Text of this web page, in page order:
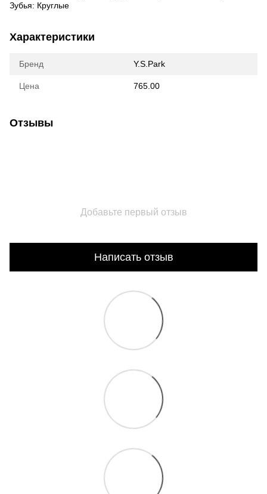
Зубья: Круглые
Характеристики
Бренд Y.S.Park
Цена 765.00
Отзывы
Добавьте первый отзыв
Написать отзыв